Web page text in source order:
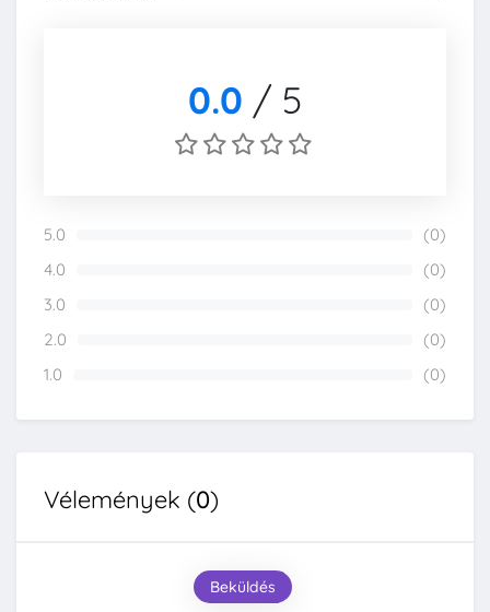
0.0 / 5
5.0
(0)
4.0
(0)
3.0
(0)
2.0
(0)
1.0
(0)
Vélemények (0)
Beküldés